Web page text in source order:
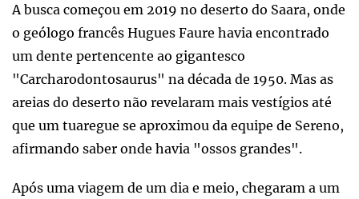
A busca começou em 2019 no deserto do Saara, onde
o geólogo francês Hugues Faure havia encontrado
um dente pertencente ao gigantesco
"Carcharodontosaurus" na década de 1950. Mas as
areias do deserto não revelaram mais vestígios até
que um tuaregue se aproximou da equipe de Sereno,
afirmando saber onde havia "ossos grandes".
Após uma viagem de um dia e meio, chegaram a um